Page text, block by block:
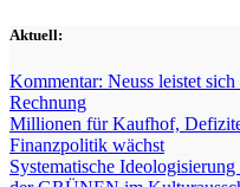
Zum
springen
Aktuell:
Kommentar: Neuss leistet
Rechnung
Millionen für Kaufhof,
Finanzpolitik wächst
Systematische